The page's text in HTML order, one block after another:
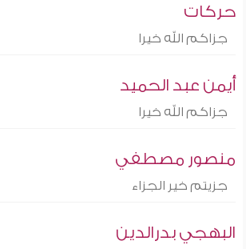
حركات
جزاكم الله خيرا
أيمن عبد الحميد
جزاكم الله خيرا
منصور مصطفي
جزيتم خير الجزاء
البهجي بدرالدين